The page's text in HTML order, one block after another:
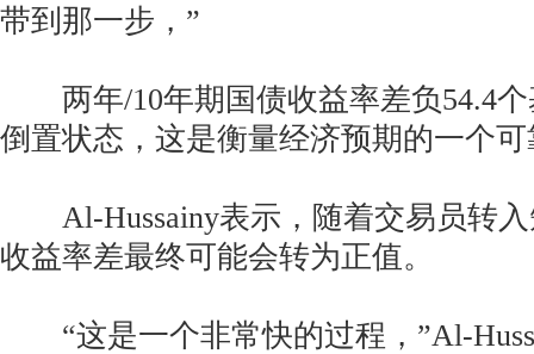
带到那一步，”
两年/10年期国债收益率差负54.4个
倒置状态，这是衡量经济预期的一个
Al-Hussainy表示，随着交易员转入
收益率差最终可能会转为正值。
“这是一个非常快的过程，”Al-